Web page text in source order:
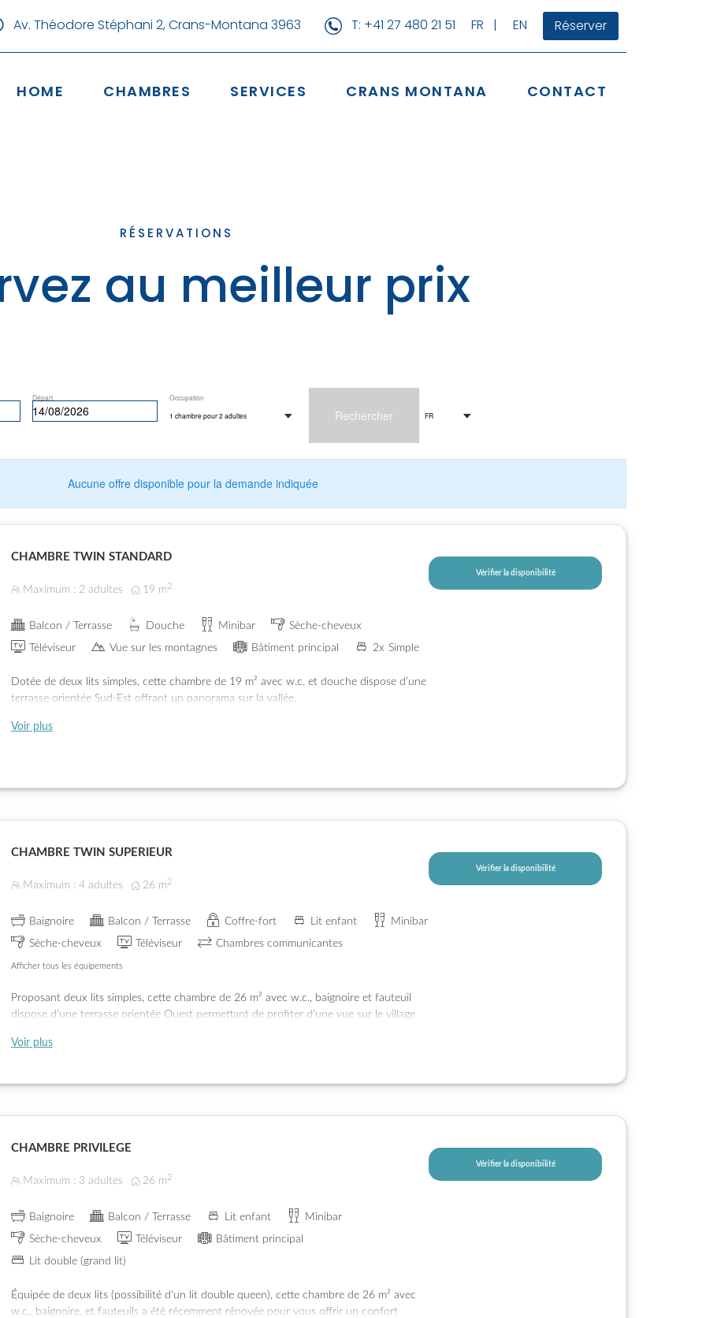
Av. Théodore Stéphani 2, Crans-Montana 3963 T: +41 27 480 21 51 FR | EN Réserver
HOME CHAMBRES SERVICES CRANS MONTANA CONTACT
RÉSERVATIONS
au meilleur prix
Départ
Occupation
1 chambrepour2 adultes Rechercher FR
Aucune offre disponible pour la demande indiquée
CHAMBRE TWIN STANDARD
Maximum : 2 adultes 19 m 2
Balcon / Terrasse Douche Minibar
Sèche-cheveux
Téléviseur
Vue sur les montagnes Bâtiment principal 2x Simple
Dotée de deux lits simples, cette chambre de 19 m² avec w.c. et douche dispose d’une
terrasse orientée Sud-Est offrant un panorama sur la vallée.
Voir plus
Vérifier la disponibilité
CHAMBRE TWIN SUPERIEUR
Maximum : 4 adultes 26m 2
Baignoire Balcon / Terrasse Coffre-fort Lit enfant
Minibar
Sèche-cheveux
Téléviseur Chambres communicantes
Afficher tous les équipements
Proposant deux lits simples, cette chambre de 26 m² avec w.c., baignoire et fauteuil
dispose d’une terrasse orientée Ouest permettant de profiter d’une vue sur le village
Possibilité de communiquer avec la chambre voisine pour les familles et groupes.
Voir plus
Vérifier la disponibilité
CHAMBRE PRIVILEGE
Maximum : 3 adultes 26m 2
Baignoire Balcon / Terrasse Lit enfant
Minibar
Sèche-cheveux
Téléviseur
Bâtiment principal
Lit double (grand lit)
Équipée de deux lits (possibilité d'un lit double queen), cette chambre de 26 m² avec
w.c., baignoire, et fauteuils a été récemment rénovée pour vous offrir un confort
Vérifier la disponibilité